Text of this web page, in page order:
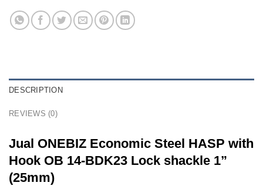
DESCRIPTION
REVIEWS (0)
Jual ONEBIZ Economic Steel HASP with
Hook OB 14-BDK23 Lock shackle 1”
(25mm)